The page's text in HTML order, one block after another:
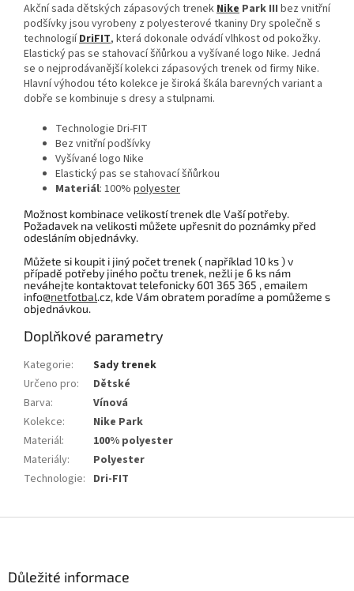
Akční sada dětských zápasových trenekNike Park III bez vnitřní
podšívky jsou vyrobeny z polyesterové tkaniny Dry společně s
technologiíDriFIT, která dokonale odvádí vlhkost od pokožky.
Elastický pas se stahovací šňůrkou a vyšívané logo Nike. Jedná
se o nejprodávanější kolekci zápasových trenek od firmy Nike.
Hlavní výhodou této kolekce je široká škála barevných variant a
dobře se kombinuje s dresy a stulpnami.
Technologie Dri-FIT
Bez vnitřní podšívky
Vyšívané logo Nike
Elastický pas se stahovací šňůrkou
Materiál: 100% polyester
Možnost kombinace velikostí trenek dle Vaší potřeby.
Požadavek na velikosti můžete upřesnit do poznámky před
odesláním objednávky.
Můžete si koupit i jiný počet trenek ( například 10 ks ) v
případě potřeby jiného počtu trenek, nežli je 6 ks nám
neváhejte kontaktovat telefonicky 601 365 365 , emailem
info@netfotbal.cz, kde Vám obratem poradíme a pomůžeme s
objednávkou.
Doplňkové parametry
Kategorie:
Sady trenek
Určeno pro:
Dětské
Barva:
Vínová
Kolekce:
Nike Park
Materiál:
100% polyester
Materiály:
Polyester
Technologie: Dri-FIT
Důležité informace